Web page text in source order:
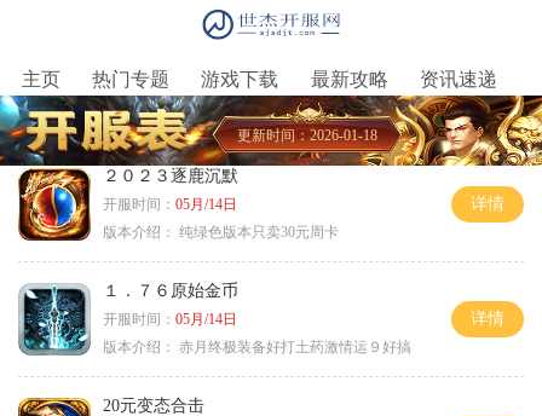
主页 热门专题 游戏下载 最新攻略 资讯速递
更新时间：2026-01-18
２０２３逐鹿沉默
开服时间： 05月/14日
版本介绍： 纯绿色版本只卖30元周卡
详情
１．７６原始金币
开服时间： 05月/14日
版本介绍： 赤月终极装备好打土药激情运９好搞
详情
20元变态合击